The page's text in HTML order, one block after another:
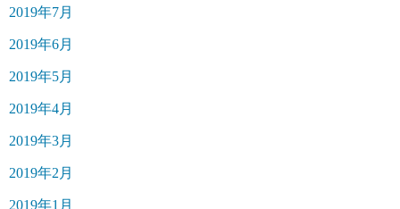
2019年7月
2019年6月
2019年5月
2019年4月
2019年3月
2019年2月
2019年1月